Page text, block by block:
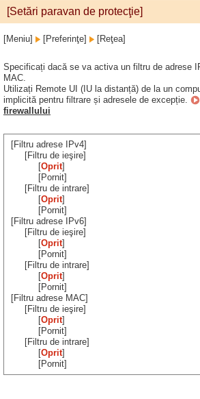
[Setări paravan de protecţie]
[Meniu] [Preferinţe] [Reţea]
Specificați dacă se va activa un filtru de adrese
MAC.
Utilizați Remote UI (IU la distanță) de la un
implicită pentru filtrare și adresele de excepție.
firewallului
[Filtru adrese IPv4]
[Filtru de ieşire]
[Oprit]
[Pornit]
[Filtru de intrare]
[Oprit]
[Pornit]
[Filtru adrese IPv6]
[Filtru de ieşire]
[Oprit]
[Pornit]
[Filtru de intrare]
[Oprit]
[Pornit]
[Filtru adrese MAC]
[Filtru de ieşire]
[Oprit]
[Pornit]
[Filtru de intrare]
[Oprit]
[Pornit]